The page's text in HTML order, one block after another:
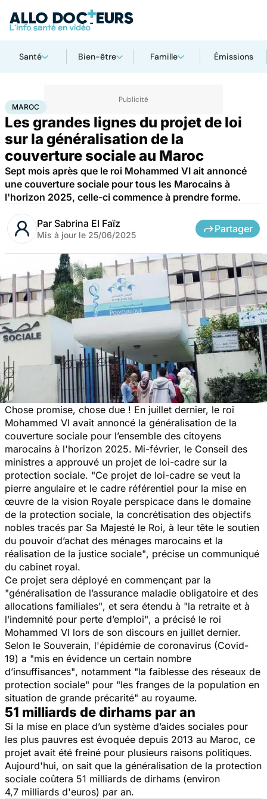
Santé Bien-être Famille Émissions
AccueilSanté
MAROC
Les grandes lignes du projet de loi
sur la généralisation de la
couverture sociale au Maroc
Sept mois après que le roi Mohammed VI ait annoncé
une couverture sociale pour tous les Marocains à
l'horizon 2025, celle-ci commence à prendre forme.
Par Sabrina El Faïz
Mis à jour le 25/06/2025
Partager
Chose promise, chose due ! En juillet dernier, le roi
Mohammed VI avait annoncé la généralisation de la
couverture sociale pour l’ensemble des citoyens
marocains à l'horizon 2025. Mi-février, le Conseil des
ministres a approuvé un projet de loi-cadre sur la
protection sociale. "Ce projet de loi-cadre se veut la
pierre angulaire et le cadre référentiel pour la mise en
œuvre de la vision Royale perspicace dans le domaine
de la protection sociale, la concrétisation des objectifs
nobles tracés par Sa Majesté le Roi, à leur tête le soutien
du pouvoir d’achat des ménages marocains et la
réalisation de la justice sociale", précise un communiqué
du cabinet royal.
Ce projet sera déployé en commençant par la
"généralisation de l’assurance maladie obligatoire et des
allocations familiales", et sera étendu à "la retraite et à
l’indemnité pour perte d’emploi", a précisé le roi
Mohammed VI lors de son discours en juillet dernier.
Selon le Souverain, l'épidémie de coronavirus (Covid-
19) a "mis en évidence un certain nombre
d’insuffisances", notamment "la faiblesse des réseaux de
protection sociale" pour "les franges de la population en
situation de grande précarité" au royaume.
51 milliards de dirhams par an
Si la mise en place d’un système d’aides sociales pour
les plus pauvres est évoquée depuis 2013 au Maroc, ce
projet avait été freiné pour plusieurs raisons politiques.
Aujourd'hui, on sait que la généralisation de la protection
sociale coûtera 51 milliards de dirhams (environ
4,7 milliards d'euros) par an.